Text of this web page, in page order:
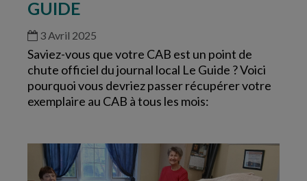
GUIDE
3 Avril 2025
Saviez-vous que votre CAB est un point de
chute officiel du journal local Le Guide ? Voici
pourquoi vous devriez passer récupérer votre
exemplaire au CAB à tous les mois: